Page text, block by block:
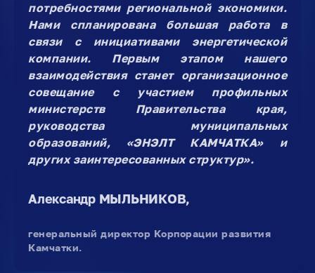
потребностями региональной экономики.
Нами спланирована большая работа в
связи с инициативами энергетической
компании. Первым этапом нашего
взаимодействия станет организационное
совещание с участием профильных
министерств Правительства края,
руководства муниципальных
образований, «ЭНЭЛТ КАМЧАТКА» и
других заинтересованных структур».
Александр МЫЛЬНИКОВ,
генеральный директор Корпорации развития
Камчатки.